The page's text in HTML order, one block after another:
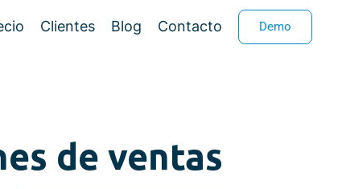
Clientes Blog Contacto Demo
de ventas